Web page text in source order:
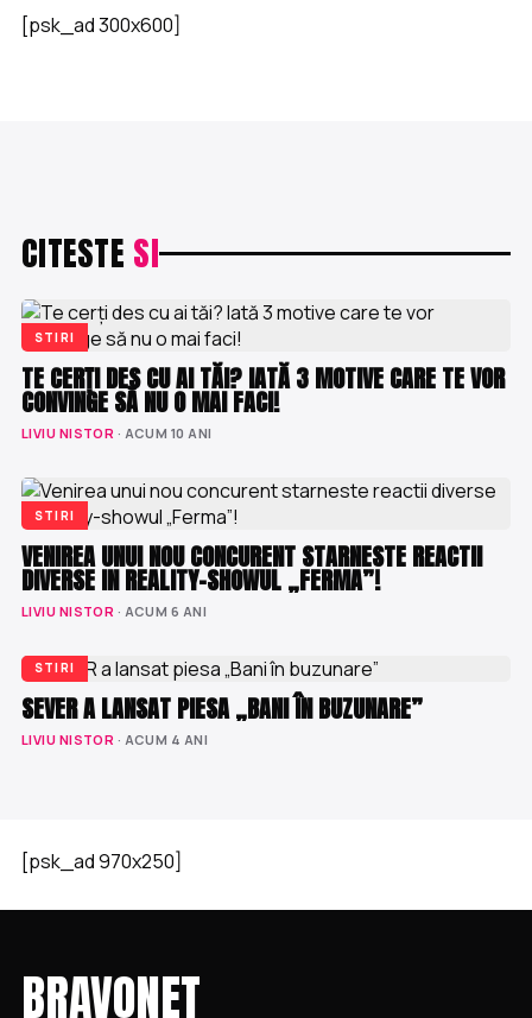
[psk_ad 300x600]
CITESTE SI
STIRI
TE CERȚI DES CU AI TĂI? IATĂ 3 MOTIVE CARE TE VOR
CONVINGE SĂ NU O MAI FACI!
LIVIU NISTOR · ACUM 10 ANI
STIRI
VENIREA UNUI NOU CONCURENT STARNESTE REACTII
DIVERSE IN REALITY-SHOWUL „FERMA”!
LIVIU NISTOR · ACUM 6 ANI
STIRI
SEVER A LANSAT PIESA „BANI ÎN BUZUNARE”
LIVIU NISTOR · ACUM 4 ANI
[psk_ad 970x250]
BRAVONET